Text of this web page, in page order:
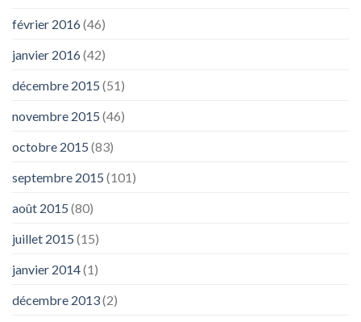
février 2016(46)
janvier 2016(42)
décembre 2015 (51)
novembre 2015 (46)
octobre 2015 (83)
septembre 2015 (101)
août 2015 (80)
juillet 2015 (15)
janvier 2014(1)
décembre 2013(2)